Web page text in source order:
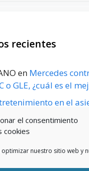
el consentimiento
cookies
nuestro sitio web y
recientes
en Mercedes
o GLE, ¿cuál es el
en el